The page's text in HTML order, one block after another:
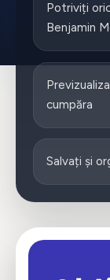
Potriviți
Benjamin
cumpăra
Salvați și